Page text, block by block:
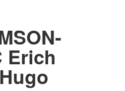
Erich